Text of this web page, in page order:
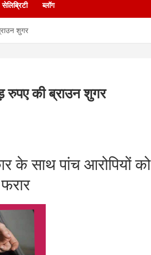
सेलिब्रिटी ब्लॉग
शुगर
की ब्राउन शुगर
के साथ पांच आरोपियों को